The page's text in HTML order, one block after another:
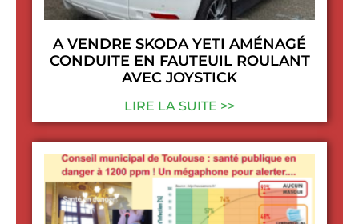
A VENDRE SKODA YETI AMÉNAGÉ
CONDUITE EN FAUTEUIL ROULANT
AVEC JOYSTICK
LIRE LA SUITE >>